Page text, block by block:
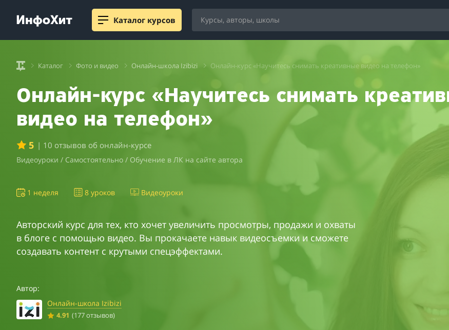
Каталог курсов
Каталог Фото и видео Онлайн-школа Izibizi Онлайн-курс «Научитесь снимать креативные видео на телефон»
Онлайн-курс «Научитесь снимать
видео на телефон»
5 | 10 отзывов об онлайн-курсе
Видеоуроки / Самостоятельно / Обучение в ЛК на сайте автора
1 неделя 8 уроков Видеоуроки
Авторский курс для тех, кто хочет увеличить просмотры, продажи и охваты
в блоге с помощью видео. Вы прокачаете навык видеосъемки и сможете
создавать контент с крутыми спецэффектами.
Автор:
Онлайн-школа Izibizi
4.91 (177 отзывов)